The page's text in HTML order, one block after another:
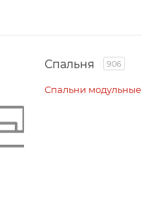
Спальня 906
Спальни модульные